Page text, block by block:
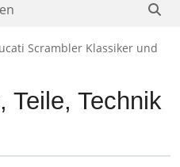
Scrambler Klassiker und
Teile, Technik